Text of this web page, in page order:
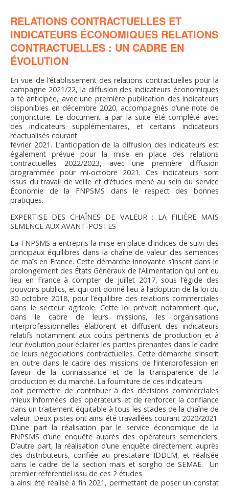
RELATIONS CONTRACTUELLES ET
INDICATEURS ÉCONOMIQUES RELATIONS
CONTRACTUELLES : UN CADRE EN
ÉVOLUTION
En vue de l’établissement des relations contractuelles pour la
campagne 2021/22, la diffusion des indicateurs économiques
a té anticipée, avec une première publication des indicateurs
disponibles en décembre 2020, accompagnés d’une note de
conjoncture. Le document a par la suite été complété avec
des indicateurs supplémentaires, et certains indicateurs
réactualisés courant
février 2021. L’anticipation de la diffusion des indicateurs est
également prévue pour la mise en place des relations
contractuelles 2022/2023, avec une première diffusion
programmée pour mi-octobre 2021. Ces indicateurs sont
issus du travail de veille et d’études mené au sein du service
Économie de la FNPSMS dans le respect des bonnes
pratiques.
EXPERTISE DES CHAÎNES DE VALEUR : LA FILIÈRE MAÏS
SEMENCE AUX AVANT-POSTES
La FNPSMS a entrepris la mise en place d’indices de suivi des
principaux équilibres dans la chaîne de valeur des semences
de maïs en France. Cette démarche innovante s’inscrit dans le
prolongement des États Généraux de l’Alimentation qui ont eu
lieu en France à compter de juillet 2017, sous l’égide des
pouvoirs publics, et qui ont donné lieu à l’adoption de la loi du
30 octobre 2018, pour l’équilibre des relations commerciales
dans le secteur agricole. Cette loi prévoit notamment que,
dans le cadre de leurs missions, les organisations
interprofessionnelles élaborent et diffusent des indicateurs
relatifs notamment aux coûts pertinents de production et à
leur évolution pour éclairer les parties prenantes dans le cadre
de leurs négociations contractuelles. Cette démarche s’inscrit
en outre dans le cadre des missions de l’interprofession en
faveur de la connaissance et de la transparence de la
production et du marché. La fourniture de ces indicateurs
doit permettre de contribuer à des décisions commerciales
mieux informées des opérateurs et de renforcer la confiance
dans un traitement équitable à tous les stades de la chaîne de
valeur. Deux pistes ont ainsi été travaillées courant 2020/2021.
D’une part la réalisation par le service économique de la
FNPSMS d’une enquête auprès des opérateurs semenciers.
D’autre part, la réalisation d’une enquête directement auprès
des distributeurs, confiée au prestataire IDDEM, et réalisée
dans le cadre de la section maïs et sorgho de SEMAE. Un
premier référentiel issu de ces 2 études
a ainsi été réalisé à fin 2021, permettant de poser un constat